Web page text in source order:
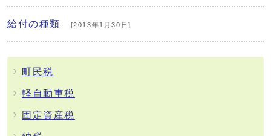
給付の種類 [2013年1月30日]
町民税
軽自動車税
固定資産税